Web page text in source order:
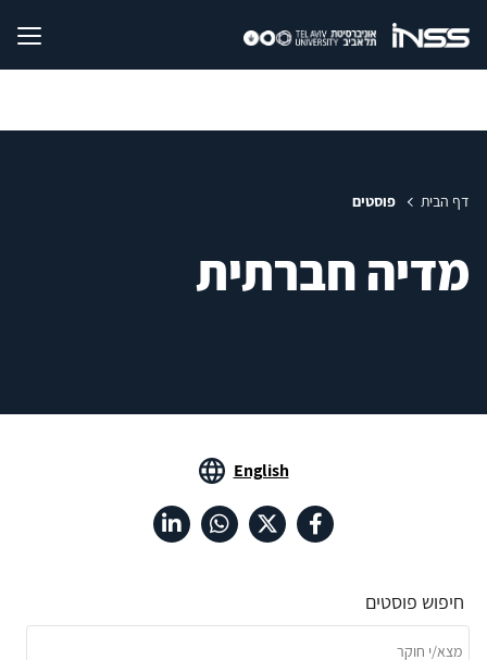
דף הבית פוסטים
מדיה חברתית
English
חיפוש פוסטים